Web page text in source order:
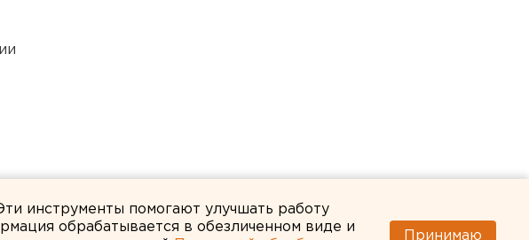
инструменты помогают улучшать работу
обрабатывается в обезличенном виде и
Принимаю